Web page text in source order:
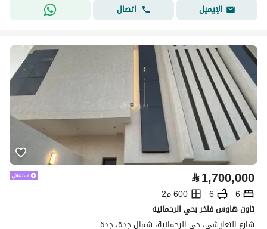
الإيميل
اتصال
⃁1,700,000
6
6
600 م2
تاون هاوس فاخر بحي الرحمانيه
شارع التعايشي، حي الرحمانية، شمال جدة، جدة